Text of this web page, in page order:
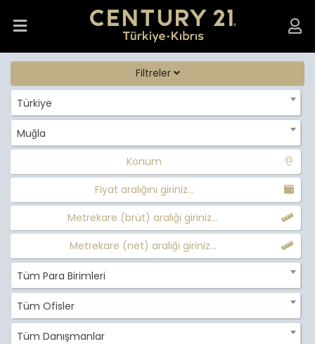
Filtreler
Türkiye
Muğla
Konum
Fiyat aralığını giriniz...
Metrekare (brüt) aralığı giriniz...
Metrekare (net) aralığı giriniz...
Tüm Para Birimleri
Tüm Ofisler
Tüm Danışmanlar